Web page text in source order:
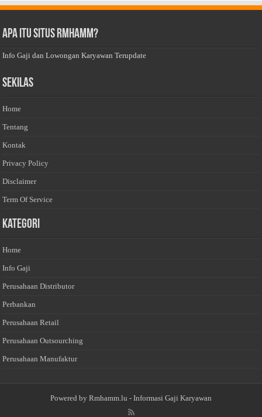
Apa Itu Situs Rmhamm?
Info Gaji dan Lowongan Karyawan Terupdate
Sekilas
Home
Tentang
Kontak
Privacy Policy
Disclaimer
Term Of Service
Kategori
Home
Info Gaji
Perusahaan Distributor
Perbankan
Perusahaan Retail
Perusahaan Outsourching
Perusahaan Manufaktur
Powered by Rmhamm.lu - Informasi Gaji Karyawan